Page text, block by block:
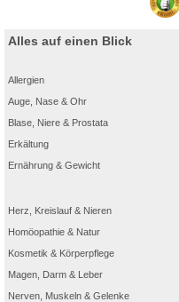
Alles auf einen Blick
Allergien
Auge, Nase & Ohr
Blase, Niere & Prostata
Erkältung
Ernährung & Gewicht
Herz, Kreislauf & Nieren
Homöopathie & Natur
Kosmetik & Körperpflege
Magen, Darm & Leber
Nerven, Muskeln & Gelenke